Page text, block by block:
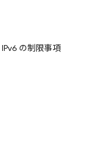
の制限事項